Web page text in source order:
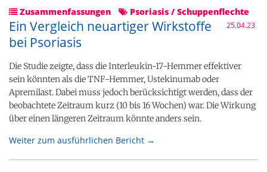
Zusammenfassungen Psoriasis / Schuppenflechte
25.04.23
Ein Vergleich neuartiger Wirkstoffe
bei Psoriasis
Die Studie zeigte, dass die Interleukin-17-Hemmer effektiver
sein könnten als die TNF-Hemmer, Ustekinumab oder
Apremilast. Dabei muss jedoch berücksichtigt werden, dass der
beobachtete Zeitraum kurz (10 bis 16 Wochen) war. Die Wirkung
über einen längeren Zeitraum könnte anders sein.
Weiter zum ausführlichen Bericht →